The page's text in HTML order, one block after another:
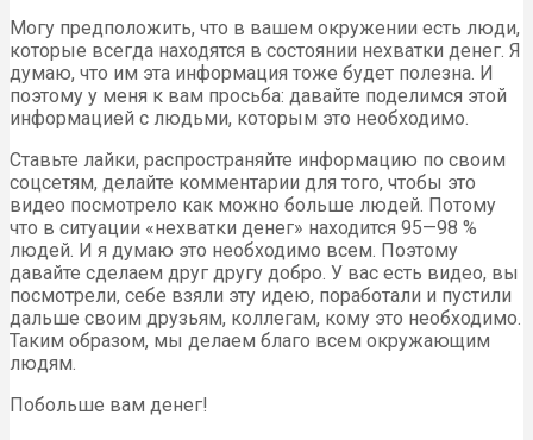
Могу предположить, что в вашем окружении есть люди,
которые всегда находятся в состоянии нехватки денег. Я
думаю, что им эта информация тоже будет полезна. И
поэтому у меня к вам просьба: давайте поделимся этой
информацией с людьми, которым это необходимо.
Ставьте лайки, распространяйте информацию по своим
соцсетям, делайте комментарии для того, чтобы это
видео посмотрело как можно больше людей. Потому
что в ситуации «нехватки денег» находится 95—98 %
людей. И я думаю это необходимо всем. Поэтому
давайте сделаем друг другу добро. У вас есть видео, вы
посмотрели, себе взяли эту идею, поработали и пустили
дальше своим друзьям, коллегам, кому это необходимо.
Таким образом, мы делаем благо всем окружающим
людям.
Побольше вам денег!